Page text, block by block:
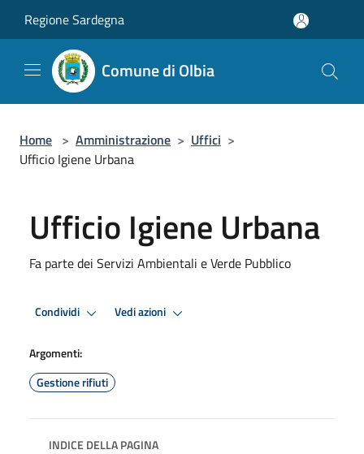
Regione Sardegna
Comune di Olbia
Home > Amministrazione > Uffici >
Ufficio Igiene Urbana
Ufficio Igiene Urbana
Fa parte dei Servizi Ambientali e Verde Pubblico
Condividi Vedi azioni
Argomenti:
Gestione rifiuti
INDICE DELLA PAGINA